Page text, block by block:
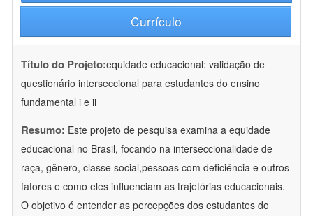
Currículo
Título do Projeto:equidade educacional: validação de
questionário interseccional para estudantes do ensino
fundamental i e ii
Resumo: Este projeto de pesquisa examina a equidade
educacional no Brasil, focando na interseccionalidade de
raça, gênero, classe social,pessoas com deficiência e outros
fatores e como eles influenciam as trajetórias educacionais.
O objetivo é entender as percepções dos estudantes do